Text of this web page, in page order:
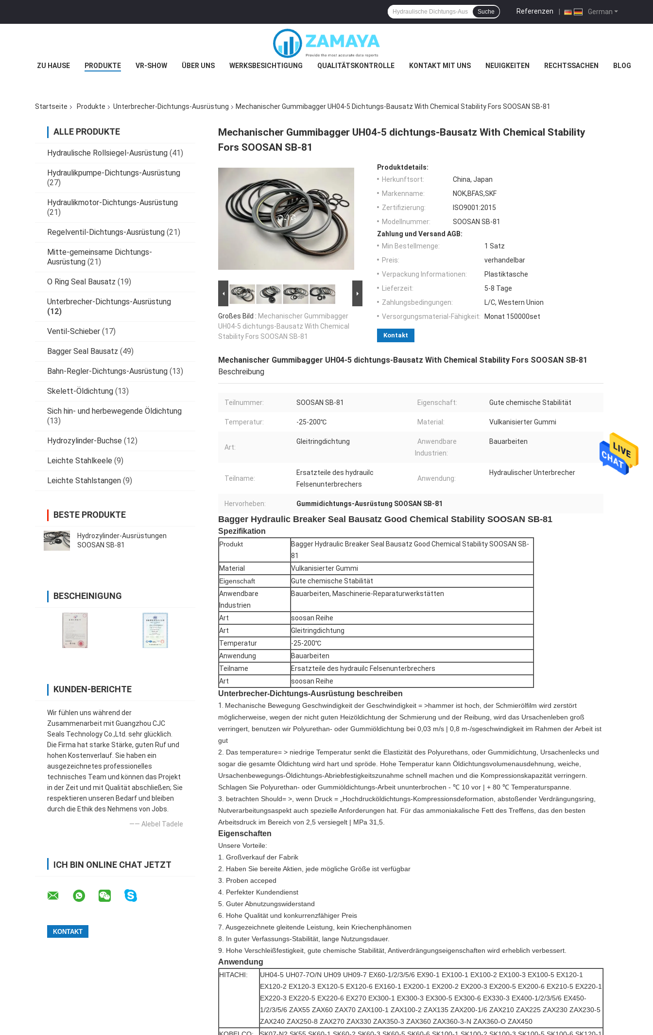
German
Referenzen |
Suche
ZU HAUSE PRODUKTE VR-SHOW ÜBER UNS WERKSBESICHTIGUNG QUALITÄTSKONTROLLE KONTAKT MIT UNS NEUIGKEITEN RECHTSSACHEN BLOG
Startseite Produkte Unterbrecher-Dichtungs-Ausrüstung Mechanischer Gummibagger UH04-5 Dichtungs-Bausatz With Chemical Stability Fors SOOSAN SB-81
ALLE PRODUKTE
Hydraulische Rollsiegel-Ausrüstung (41)
Hydraulikpumpe-Dichtungs-Ausrüstung
(27)
Hydraulikmotor-Dichtungs-Ausrüstung
(21)
Regelventil-Dichtungs-Ausrüstung (21)
Mitte-gemeinsame Dichtungs-
Ausrüstung (21)
O Ring Seal Bausatz (19)
Unterbrecher-Dichtungs-Ausrüstung
(12)
Ventil-Schieber (17)
Bagger Seal Bausatz (49)
Bahn-Regler-Dichtungs-Ausrüstung (13)
Skelett-Öldichtung (13)
Sich hin- und herbewegende Öldichtung
(13)
Hydrozylinder-Buchse (12)
Leichte Stahlkeele (9)
Leichte Stahlstangen (9)
BESTE PRODUKTE
Hydrozylinder-Ausrüstungen
SOOSAN SB-81
BESCHEINIGUNG
KUNDEN-BERICHTE
Wir fühlen uns während der
Zusammenarbeit mit Guangzhou CJC
Seals Technology Co.,Ltd. sehr glücklich.
Die Firma hat starke Stärke, guten Ruf und
hohen Kostenverlauf. Sie haben ein
ausgezeichnetes professionelles
technisches Team und können das Projekt
in der Zeit und mit Qualität abschließen; Sie
respektieren unseren Bedarf und bleiben
durch die Ethik des Nehmens von Jobs.
—— Alebel Tadele
ICH BIN ONLINE CHAT JETZT
Mechanischer Gummibagger UH04-5 dichtungs-Bausatz With Chemical Stability
Fors SOOSAN SB-81
Großes Bild : Mechanischer Gummibagger
UH04-5 dichtungs-Bausatz With Chemical
Stability Fors SOOSAN SB-81
Produktdetails:
Herkunftsort:
China, Japan
Markenname:
NOK,BFAS,SKF
Zertifizierung:
ISO9001:2015
Modellnummer:
SOOSAN SB-81
Zahlung und Versand AGB:
Min Bestellmenge:
1 Satz
Preis:
verhandelbar
Verpackung Informationen:
Plastiktasche
Lieferzeit:
5-8 Tage
Zahlungsbedingungen:
L/C, Western Union
Versorgungsmaterial-Fähigkeit:
Monat 150000set
Kontakt
Mechanischer Gummibagger UH04-5 dichtungs-Bausatz With Chemical Stability Fors SOOSAN SB-81
Beschreibung
Teilnummer: SOOSAN SB-81 Eigenschaft: Gute chemische Stabilität
Temperatur: -25-200℃ Material: Vulkanisierter Gummi
Art:
Gleitringdichtung
Anwendbare
Industrien:
Bauarbeiten
Teilname:
Ersatzteile des hydrauilc
Felsenunterbrechers
Anwendung:
Hydraulischer Unterbrecher
Hervorheben: Gummidichtungs-Ausrüstung SOOSAN SB-81
Bagger Hydraulic Breaker Seal Bausatz Good Chemical Stability SOOSAN SB-81
Spezifikation
Produkt
Bagger Hydraulic Breaker Seal Bausatz Good Chemical Stability SOOSAN SB-
81
Material
Vulkanisierter Gummi
Eigenschaft
Gute chemische Stabilität
Anwendbare
Industrien
Bauarbeiten, Maschinerie-Reparaturwerkstätten
Art
soosan Reihe
Art
Gleitringdichtung
Temperatur
-25-200℃
Anwendung
Bauarbeiten
Teilname
Ersatzteile des hydrauilc Felsenunterbrechers
Art
soosan Reihe
Unterbrecher-Dichtungs-Ausrüstung beschreiben
1. Mechanische Bewegung Geschwindigkeit der Geschwindigkeit = >hammer ist hoch, der Schmierölfilm wird zerstört
möglicherweise, wegen der nicht guten Heizöldichtung der Schmierung und der Reibung, wird das Ursachenleben groß
verringert, benutzen wir Polyurethan- oder Gummiöldichtung bei 0,03 m/s | 0,8 m-/sgeschwindigkeit im Rahmen der Arbeit ist
gut
2. Das temperature= > niedrige Temperatur senkt die Elastizität des Polyurethans, oder Gummidichtung, Ursachenlecks und
sogar die gesamte Öldichtung wird hart und spröde. Hohe Temperatur kann Öldichtungsvolumenausdehnung, weiche,
Ursachenbewegungs-Öldichtungs-Abriebfestigkeitszunahme schnell machen und die Kompressionskapazität verringern.
Schlagen Sie Polyurethan- oder Gummiöldichtungs-Arbeit ununterbrochen - ℃ 10 vor | + 80 ℃ Temperaturspanne.
3. betrachten Should= >, wenn Druck = „Hochdrucköldichtungs-Kompressionsdeformation, abstoßender Verdrängungsring,
Nutverarbeitungsaspekt auch spezielle Anforderungen hat. Für das ammoniakalische Fett des Treffens, das den besten
Arbeitsdruck im Bereich von 2,5 versiegelt | MPa 31,5.
Eigenschaften
Unsere Vorteile:
1. Großverkauf der Fabrik
2. Haben Sie bereite Aktien, jede mögliche Größe ist verfügbar
3. Proben acceped
4. Perfekter Kundendienst
5. Guter Abnutzungswiderstand
6. Hohe Qualität und konkurrenzfähiger Preis
7. Ausgezeichnete gleitende Leistung, kein Kriechenphänomen
8. In guter Verfassungs-Stabilität, lange Nutzungsdauer.
9. Hohe Verschleißfestigkeit, gute chemische Stabilität, Antiverdrängungseigenschaften wird erheblich verbessert.
Anwendung
HITACHI:
UH04-5 UH07-7O/N UH09 UH09-7 EX60-1/2/3/5/6 EX90-1 EX100-1 EX100-2 EX100-3 EX100-5 EX120-1
EX120-2 EX120-3 EX120-5 EX120-6 EX160-1 EX200-1 EX200-2 EX200-3 EX200-5 EX200-6 EX210-5 EX220-1
EX220-3 EX220-5 EX220-6 EX270 EX300-1 EX300-3 EX300-5 EX300-6 EX330-3 EX400-1/2/3/5/6 EX450-
1/2/3/5/6 ZAX55 ZAX60 ZAX70 ZAX100-1 ZAX100-2 ZAX135 ZAX200-1/6 ZAX210 ZAX225 ZAX230 ZAX230-5
ZAX240 ZAX250-8 ZAX270 ZAX330 ZAX350-3 ZAX360 ZAX360-3-N ZAX360-O ZAX450